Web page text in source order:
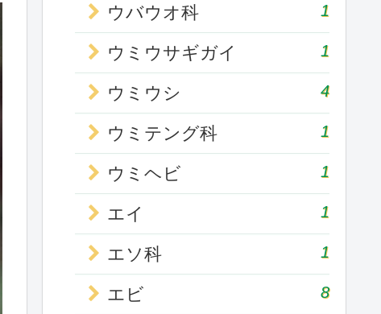
ウバウオ科 1
ウミウサギガイ 1
ウミウシ 4
ウミテング科 1
ウミヘビ 1
エイ 1
エソ科 1
エビ 8